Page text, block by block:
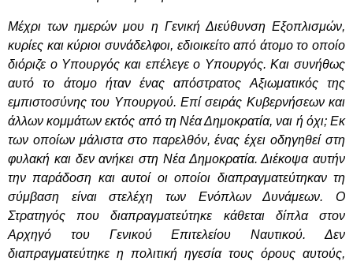
Μέχρι των ημερών μου η Γενική Διεύθυνση Εξοπλισμών,
κυρίες και κύριοι συνάδελφοι, εδιοικείτο από άτομο το οποίο
διόριζε ο Υπουργός και επέλεγε ο Υπουργός. Και συνήθως
αυτό το άτομο ήταν ένας απόστρατος Αξιωματικός της
εμπιστοσύνης του Υπουργού. Επί σειράς Κυβερνήσεων και
άλλων κομμάτων εκτός από τη Νέα Δημοκρατία, ναι ή όχι; Εκ
των οποίων μάλιστα στο παρελθόν, ένας έχει οδηγηθεί στη
φυλακή και δεν ανήκει στη Νέα Δημοκρατία. Διέκοψα αυτήν
την παράδοση και αυτοί οι οποίοι διαπραγματεύτηκαν τη
σύμβαση είναι στελέχη των Ενόπλων Δυνάμεων. Ο
Στρατηγός που διαπραγματεύτηκε κάθεται δίπλα στον
Αρχηγό του Γενικού Επιτελείου Ναυτικού. Δεν
διαπραγματεύτηκε η πολιτική ηγεσία τους όρους αυτούς,